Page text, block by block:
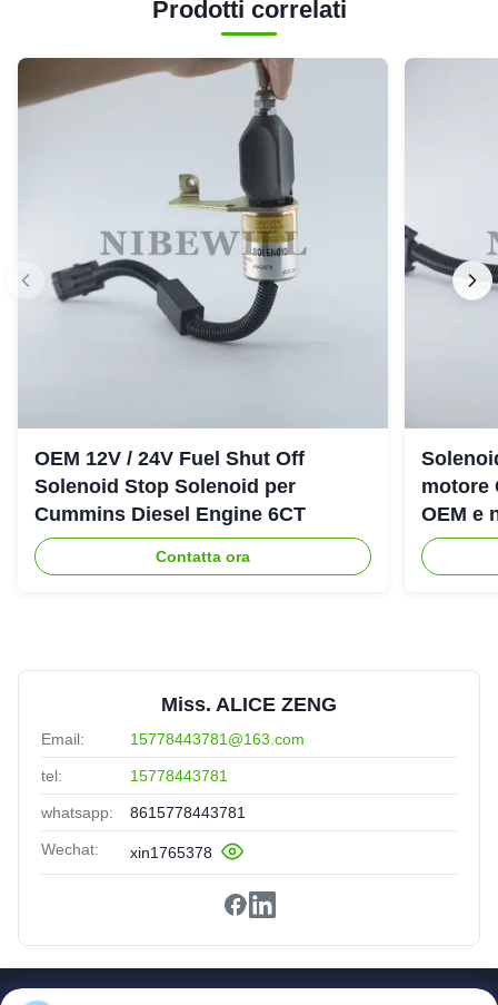
Prodotti correlati
OEM 12V / 24V Fuel Shut Off
Solenoid Stop Solenoid per
Cummins Diesel Engine 6CT
Contatta ora
motore
OEM e
Miss. ALICE ZENG
Email: 15778443781@163.com
tel: 15778443781
whatsapp: 8615778443781
Wechat: xin1765378